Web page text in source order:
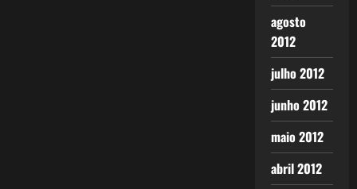
agosto
2012
julho 2012
junho 2012
maio 2012
abril 2012